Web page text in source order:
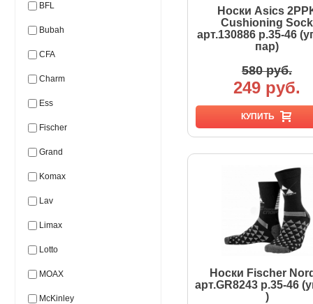
BFL
Bubah
CFA
Charm
Ess
Fischer
Grand
Komax
Lav
Limax
Lotto
MOAX
McKinley
Носки Asics
Cushioning Sock
арт.130886 р.35-46
пар)
580 руб.
249 руб.
КУПИТЬ
Носки Fischer
арт.GR8243 р.35-46
)